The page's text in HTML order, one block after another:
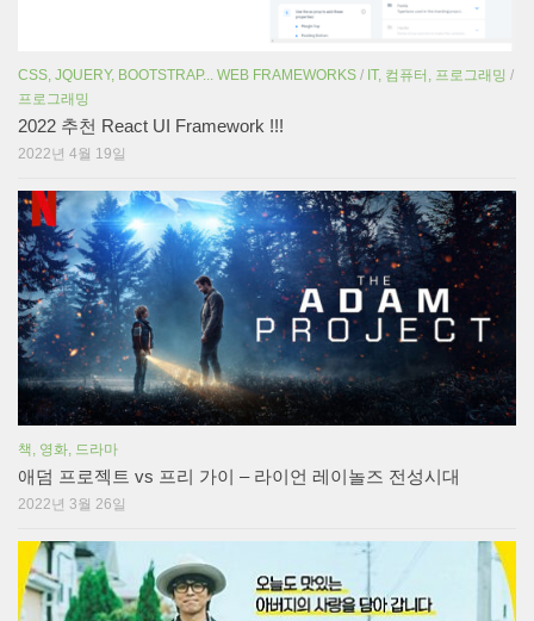
CSS, JQUERY, BOOTSTRAP... WEB FRAMEWORKS / IT, 컴퓨터, 프로그래밍 /
프로그래밍
2022 추천 React UI Framework !!!
2022년 4월 19일
책, 영화, 드라마
애덤 프로젝트 vs 프리 가이 – 라이언 레이놀즈 전성시대
2022년 3월 26일